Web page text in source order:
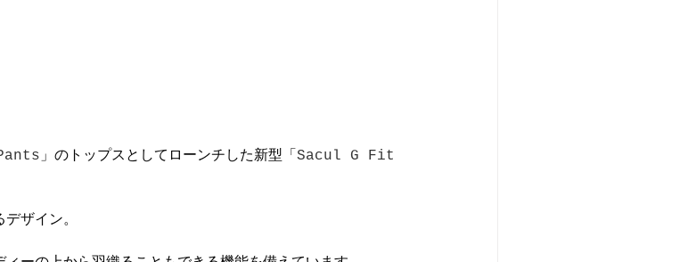
」のトップスとしてローンチした新型「 Sacul G Fit
ザイン。